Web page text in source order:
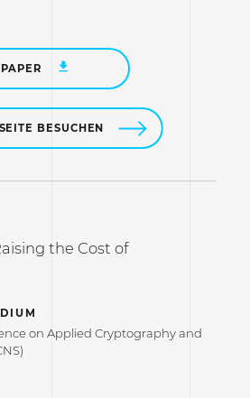
BESUCHEN
the Cost of
on Applied Cryptography and